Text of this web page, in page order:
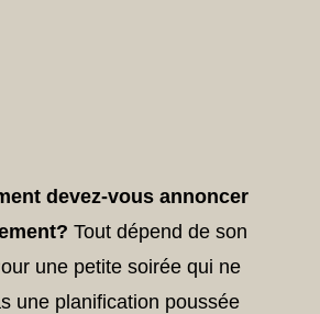
devez-vous annoncer
Tout dépend de son
une petite soirée qui ne
une planification poussée